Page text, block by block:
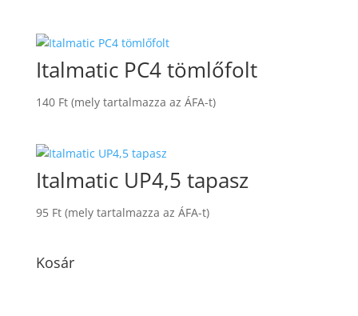
Italmatic PC4 tömlőfolt
140 Ft (mely tartalmazza az ÁFA-t)
Italmatic UP4,5 tapasz
95 Ft (mely tartalmazza az ÁFA-t)
Kosár